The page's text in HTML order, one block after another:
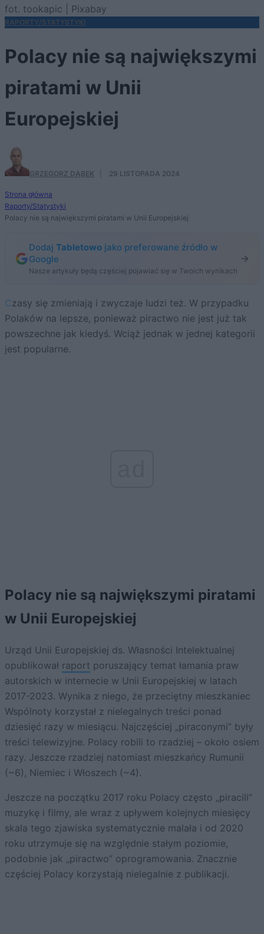
fot. tookapic | Pixabay
RAPORTY/STATYSTYKI
Polacy nie są największymi
piratami w Unii
Europejskiej
GRZEGORZ DĄBEK 29 LISTOPADA 2024
Strona główna
Raporty/Statystyki
Polacy nie są największymi piratami w Unii Europejskiej
Dodaj Tabletowo jako preferowane źródło w
Google
Nasze artykuły będą częściej pojawiać się w Twoich wynikach
Czasy się zmieniają i zwyczaje ludzi też. W przypadku
Polaków na lepsze, ponieważ piractwo nie jest już tak
powszechne jak kiedyś. Wciąż jednak w jednej kategorii
jest popularne.
Polacy nie są największymi piratami
w Unii Europejskiej
Urząd Unii Europejskiej ds. Własności Intelektualnej
opublikował raport poruszający temat łamania praw
autorskich w internecie w Unii Europejskiej w latach
2017-2023. Wynika z niego, że przeciętny mieszkaniec
Wspólnoty korzystał z nielegalnych treści ponad
dziesięć razy w miesiącu. Najczęściej „piraconymi” były
treści telewizyjne. Polacy robili to rzadziej – około osiem
razy. Jeszcze rzadziej natomiast mieszkańcy Rumunii
(~6), Niemiec i Włoszech (~4).
Jeszcze na początku 2017 roku Polacy często „piracili”
muzykę i filmy, ale wraz z upływem kolejnych miesięcy
skala tego zjawiska systematycznie malała i od 2020
roku utrzymuje się na względnie stałym poziomie,
podobnie jak „piractwo” oprogramowania. Znacznie
częściej Polacy korzystają nielegalnie z publikacji.